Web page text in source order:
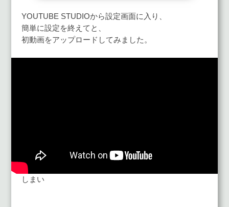
YOUTUBE STUDIOから設定画面に入り、
簡単に設定を終えてと、
初動画をアップロードしてみました。
しまい